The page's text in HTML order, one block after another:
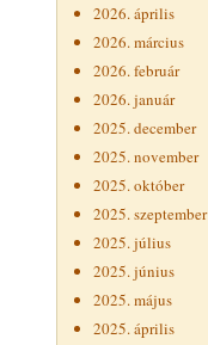
2026. április
2026. március
2026. február
2026. január
2025. december
2025. november
2025. október
2025. szeptember
2025. július
2025. június
2025. május
2025. április